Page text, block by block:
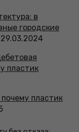
в
городские
29.03.2024
пластик